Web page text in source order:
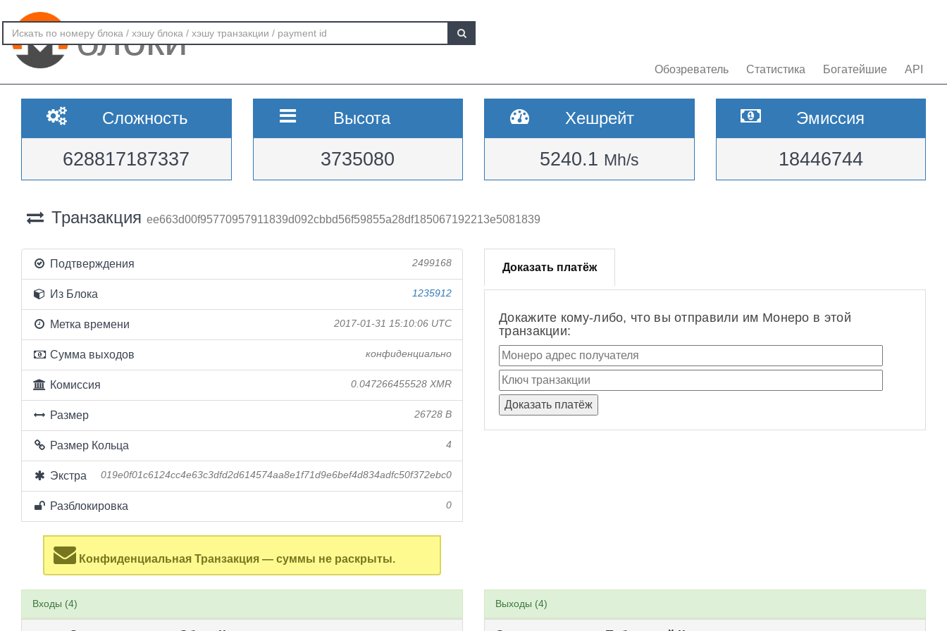
блоки
Обозреватель Статистика Богатейшие API
Сложность
628817187337
Высота
3735080
Хешрейт
5240.1 Mh/s
Эмиссия
18446744
Транзакция ee663d00f95770957911839d092cbbd56f59855a28df185067192213e5081839
Подтверждения 2499168
Из Блока 1235912
Метка времени 2017-01-31 15:10:06 UTC
Сумма выходов конфиденциально
Комиссия 0.047266455528 XMR
Размер 26728 B
Размер Кольца 4
Экстра 019e0f01c6124cc4e63c3dfd2d614574aa8e1f71d9e6bef4d834adfc50f372ebc0
Разблокировка 0
Конфиденциальная Транзакция — суммы не раскрыты.
Доказать платёж
Докажите кому-либо, что вы отправили им Монеро в этой
транзакции:
Входы (4) Выходы (4)